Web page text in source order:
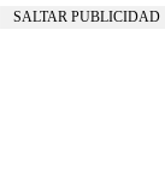
SALTAR PUBLICIDAD